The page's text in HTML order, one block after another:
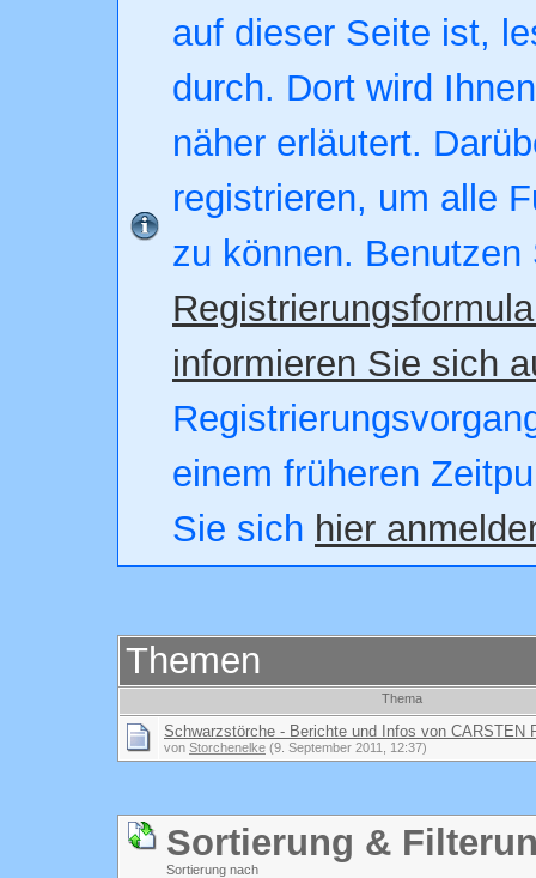
auf dieser Seite ist,
durch. Dort wird
näher erläutert.
registrieren, um alle
zu können. Benutzen
informieren Sie sich
einem früheren
Sie sich hier
Themen
Thema
Schwarzstörche - Berichte und Infos von CARSTEN
von Storchenelke (9. September 2011, 12:37)
Sortierung &
Sortierung nach